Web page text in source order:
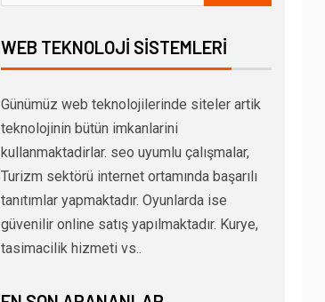
WEB TEKNOLOJI SISTEMLERI
Günümüz web teknolojilerinde siteler artik
teknolojinin bütün imkanlarini
kullanmaktadirlar. seo uyumlu çalışmalar,
Turizm sektörü internet ortamında başarılı
tanıtımlar yapmaktadır. Oyunlarda ise
güvenilir online satış yapılmaktadır. Kurye,
tasimacilik hizmeti vs..